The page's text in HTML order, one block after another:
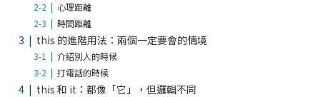
心理距離
時間距離
this 的進階用法：兩個一定要會的情境
介紹別人的時候
打電話的時候
this 和 it：都像「它」，但邏輯不同